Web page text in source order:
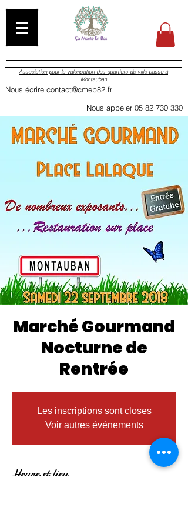
Association pour la valorisation des quartiers de ville basse à
Montauban
Nous écrire contact@cmeb82.fr
Nous appeler 05 82 730 330
Marché Gourmand
Nocturne de
Rentrée
Les inscriptions sont closes
Voir autres événements
Heure et lieu